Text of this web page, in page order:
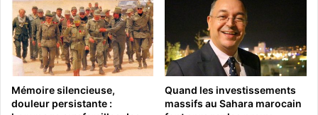
Mémoire silencieuse,
douleur persistante :
Quand les investissements
massifs au Sahara marocain